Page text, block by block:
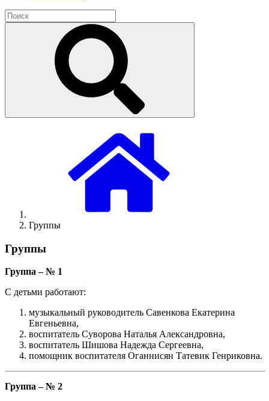
Группы
Группы
Группа – № 1
С детьми работают:
музыкальный руководитель Савенкова Екатерина
Евгеньевна,
воспитатель Суворова Наталья Александровна,
воспитатель Шишова Надежда Сергеевна,
помощник воспитателя Оганнисян Татевик Генриковна.
Группа – № 2